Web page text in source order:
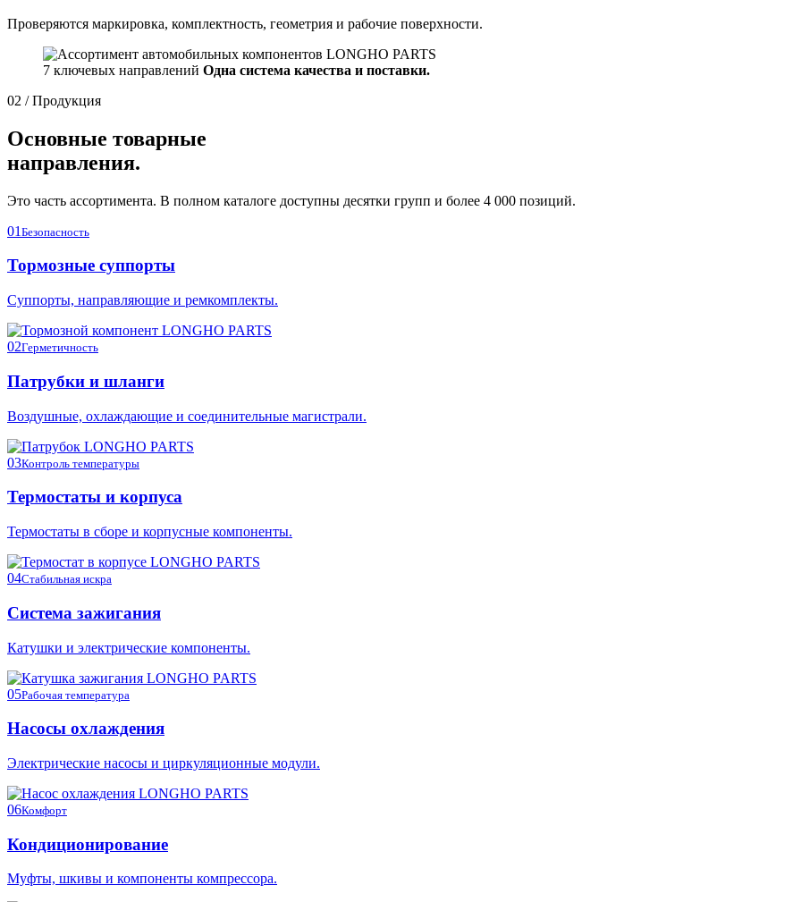
Проверяются маркировка, комплектность, геометрия и рабочие поверхности.
7 ключевых направлений Одна система качества и поставки.
02 / Продукция
Основные товарные
направления.
Это часть ассортимента. В полном каталоге доступны десятки групп и более 4 000 позиций.
01 Безопасность
Тормозные суппорты
Суппорты, направляющие и ремкомплекты.
02Герметичность
Патрубки и шланги
Воздушные, охлаждающие и соединительные магистрали.
03Контроль температуры
Термостаты и корпуса
Термостаты в сборе и корпусные компоненты.
04Стабильная искра
Система зажигания
Катушки и электрические компоненты.
05Рабочая температура
Насосы охлаждения
Электрические насосы и циркуляционные модули.
06Комфорт
Кондиционирование
Муфты, шкивы и компоненты компрессора.